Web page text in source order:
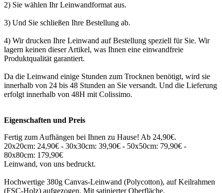
2) Sie wählen Ihr Leinwandformat aus.
3) Und Sie schließen Ihre Bestellung ab.
4) Wir drucken Ihre Leinwand auf Bestellung speziell für Sie. Wir
lagern keinen dieser Artikel, was Ihnen eine einwandfreie
Produktqualität garantiert.
Da die Leinwand einige Stunden zum Trocknen benötigt, wird sie
innerhalb von 24 bis 48 Stunden an Sie versandt. Und die Lieferung
erfolgt innerhalb von 48H mit Colissimo.
Eigenschaften und Preis
Fertig zum Aufhängen bei Ihnen zu Hause! Ab 24,90€.
20x20cm: 24,90€ - 30x30cm: 39,90€ - 50x50cm: 79,90€ -
80x80cm: 179,90€
Leinwand, von uns bedruckt.
Hochwertige 380g Canvas-Leinwand (Polycotton), auf Keilrahmen
(FSC-Holz) aufgezogen. Mit satinierter Oberfläche.